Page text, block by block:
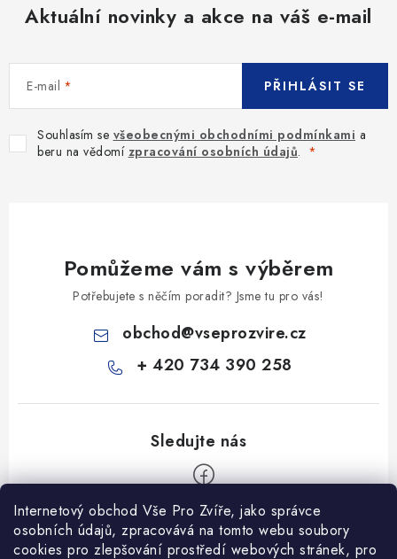
Internetový obchod Vše Pro Zvíře, jako správce
osobních údajů, zpracovává na tomto webu soubory
cookies pro zlepšování prostředí webových stránek, pro
Aktuální novinky a akce na váš e-mail
E-mail
Souhlasím se všeobecnými obchodními podmínkami a
beru na vědomí zpracování osobních údajů.
PŘIHLÁSIT SE
Pomůžeme vám s výběrem
Potřebujete s něčím poradit? Jsme tu pro vás!
obchod@vseprozvire.cz
+ 420 734 390 258